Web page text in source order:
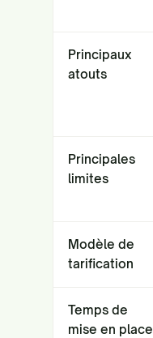
Principaux
atouts
Principales
limites
Modèle de
tarification
Temps de
mise en place